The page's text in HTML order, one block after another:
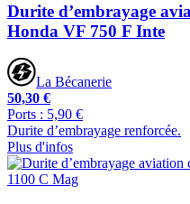
Durite d’embrayage
Honda VF 750 F Inte
La Bécanerie
50,30 €
Ports : 5,90 €
Durite d’embrayage renforcée.
Plus d'infos